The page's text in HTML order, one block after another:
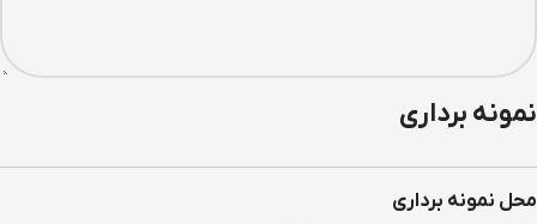
نمونه برداری
محل نمونه برداری